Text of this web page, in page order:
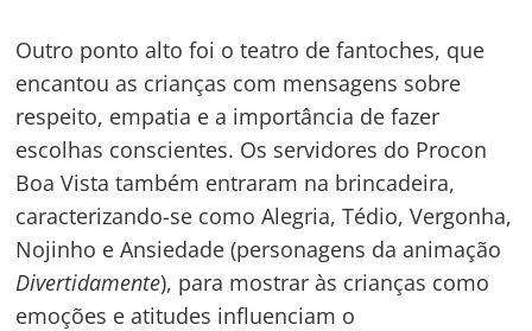
Outro ponto alto foi o teatro de fantoches, que
encantou as crianças com mensagens sobre
respeito, empatia e a importância de fazer
escolhas conscientes. Os servidores do Procon
Boa Vista também entraram na brincadeira,
caracterizando-se como Alegria, Tédio, Vergonha,
Nojinho e Ansiedade (personagens da animação
Divertidamente), para mostrar às crianças como
emoções e atitudes influenciam o